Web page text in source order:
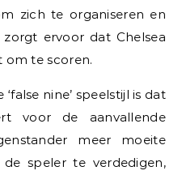
zich te organiseren en
ervoor dat Chelsea
om te scoren.
nine’ speelstijl is dat
voor de aanvallende
meer moeite
speler te verdedigen,